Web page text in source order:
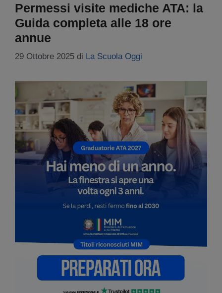
Permessi visite mediche ATA: la
Guida completa alle 18 ore
annue
29 Ottobre 2025 di La Scuola Oggi